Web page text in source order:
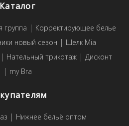
Каталог
группа
Корректирующее белье
новый сезон
Шелк Mia
Нательный трикотаж
Дисконт
my Bra
Нижнее бельё оптом